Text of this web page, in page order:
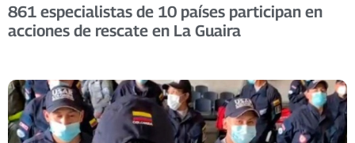
861 especialistas de 10 países participan en
acciones de rescate en La Guaira